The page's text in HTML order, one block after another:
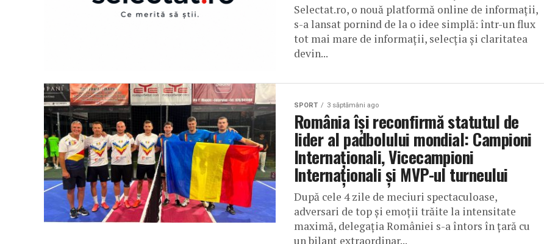
Selectat.ro, o nouă platformă online de informații,
s-a lansat pornind de la o idee simplă: într-un flux
tot mai mare de informații, selecția și claritatea
devin...
SPORT 3 săptămâni ago
România își reconfirmă statutul de
lider al padbolului mondial: Campioni
Internaționali, Vicecampioni
Internaționali și MVP-ul turneului
După cele 4 zile de meciuri spectaculoase,
adversari de top și emoții trăite la intensitate
maximă, delegația României s-a întors în țară cu
un bilanț extraordinar...